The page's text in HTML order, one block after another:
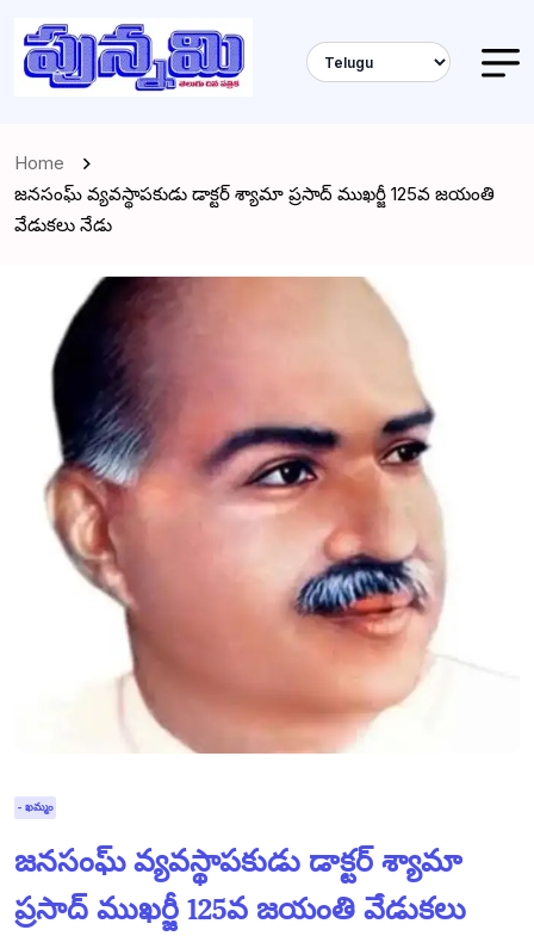
Home
జనసంఘ్ వ్యవస్థాపకుడు డాక్టర్ శ్యామా ప్రసాద్ ముఖర్జీ 125వ జయంతి
వేడుకలు నేడు
- ఖమ్మం
జనసంఘ్ వ్యవస్థాపకుడు డాక్టర్ శ్యామా
ప్రసాద్ ముఖర్జీ 125వ జయంతి వేడుకలు